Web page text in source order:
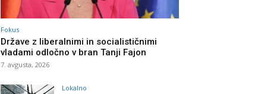
Fokus
Države z liberalnimi in socialističnimi
vladami odločno v bran Tanji Fajon
7. avgusta, 2026
Lokalno